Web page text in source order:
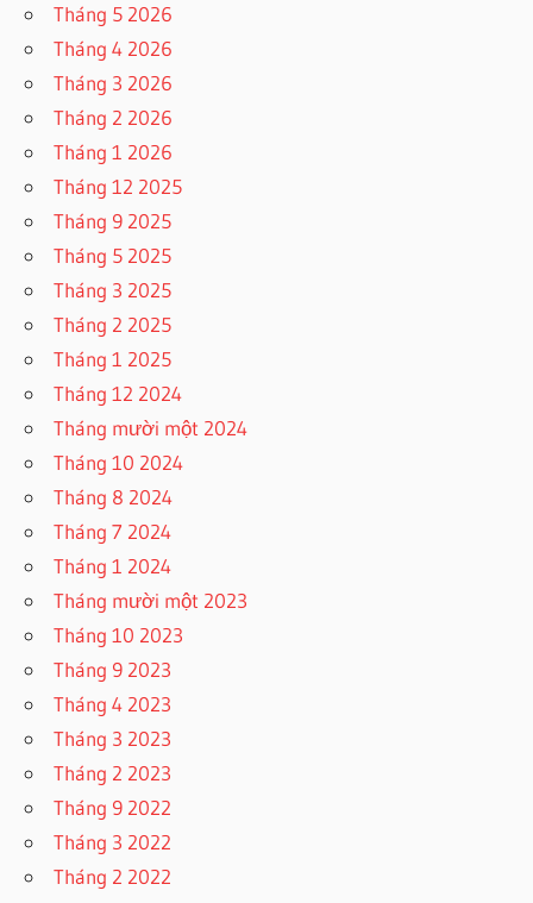
Tháng 5 2026
Tháng 4 2026
Tháng 3 2026
Tháng 2 2026
Tháng 1 2026
Tháng 12 2025
Tháng 9 2025
Tháng 5 2025
Tháng 3 2025
Tháng 2 2025
Tháng 1 2025
Tháng 12 2024
Tháng mười một 2024
Tháng 10 2024
Tháng 8 2024
Tháng 7 2024
Tháng 1 2024
Tháng mười một 2023
Tháng 10 2023
Tháng 9 2023
Tháng 4 2023
Tháng 3 2023
Tháng 2 2023
Tháng 9 2022
Tháng 3 2022
Tháng 2 2022